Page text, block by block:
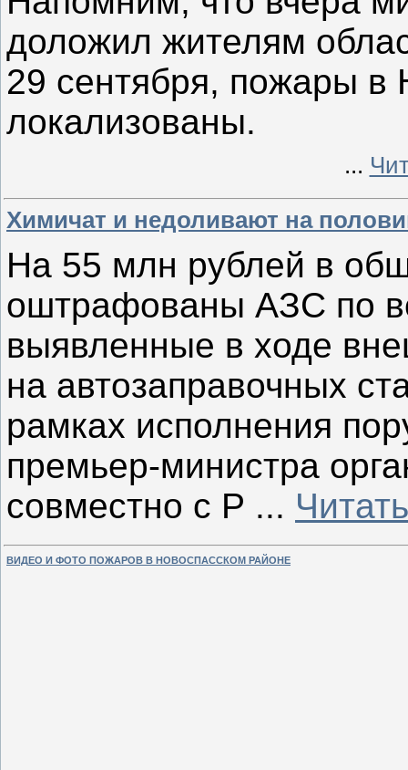
доложил жителям
29 сентября, пожары в
локализованы.
...
Химичат и недоливают на
На 55 млн рублей в
оштрафованы АЗС по
выявленные в ходе
на автозаправочных
рамках исполнения
премьер-министра
совместно с Р ...
ВИДЕО И ФОТО ПОЖАРОВ В НОВОСПАССКОМ РАЙОНЕ